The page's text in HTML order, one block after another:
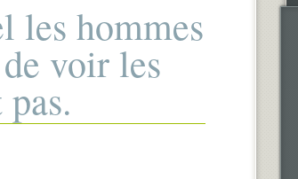
les hommes
voir les